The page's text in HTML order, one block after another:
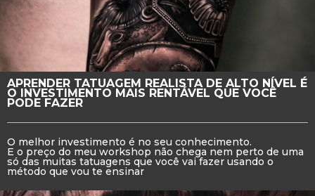
APRENDER TATUAGEM REALISTA DE ALTO NÍVEL É
O INVESTIMENTO MAIS RENTÁVEL QUE VOCÊ
PODE FAZER
O melhor investimento é no seu conhecimento.
E o preço do meu workshop não chega nem perto de uma
só das muitas tatuagens que você vai fazer usando o
método que vou te ensinar